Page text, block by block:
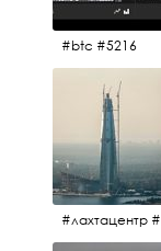
#btc #5216